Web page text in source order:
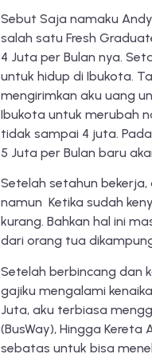
Sebut Saja namaku
salah satu Fresh
4 Juta per Bulan nya.
untuk hidup di Ibukota.
mengirimkan aku uang
Ibukota untuk merubah
tidak sampai 4 juta.
5 Juta per Bulan baru
Setelah setahun
namun Ketika sudah
kurang. Bahkan hal ini
dari orang tua
Setelah berbincang dan
gajiku mengalami
Juta, aku terbiasa
(BusWay), Hingga Kereta
sebatas untuk bisa